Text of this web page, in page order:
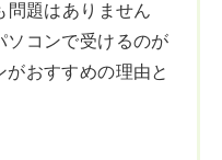
問題はありません
ソコンで受けるのが
おすすめの理由と